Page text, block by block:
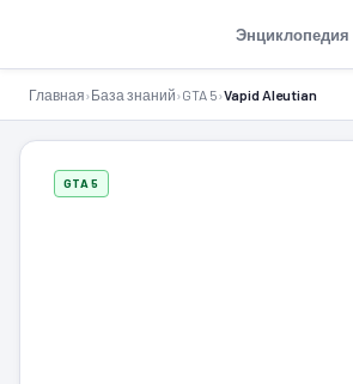
Энциклопедия
Главная›База знаний›GTA 5›Vapid Aleutian
GTA 5